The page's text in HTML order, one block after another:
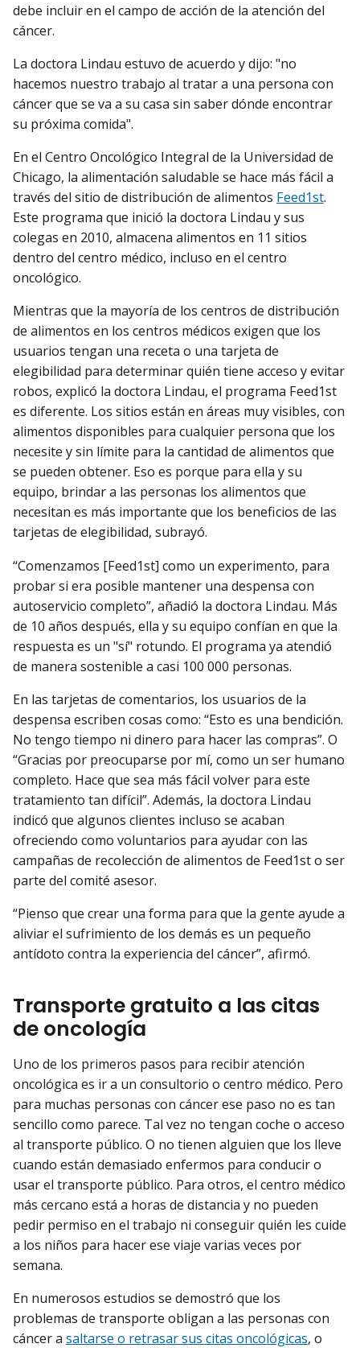
debe incluir en el campo de acción de la atención del
cáncer.
La doctora Lindau estuvo de acuerdo y dijo: "no
hacemos nuestro trabajo al tratar a una persona con
cáncer que se va a su casa sin saber dónde encontrar
su próxima comida".
En el Centro Oncológico Integral de la Universidad de
Chicago, la alimentación saludable se hace más fácil a
través del sitio de distribución de alimentos Feed1st.
Este programa que inició la doctora Lindau y sus
colegas en 2010, almacena alimentos en 11 sitios
dentro del centro médico, incluso en el centro
oncológico.
Mientras que la mayoría de los centros de distribución
de alimentos en los centros médicos exigen que los
usuarios tengan una receta o una tarjeta de
elegibilidad para determinar quién tiene acceso y evitar
robos, explicó la doctora Lindau, el programa Feed1st
es diferente. Los sitios están en áreas muy visibles, con
alimentos disponibles para cualquier persona que los
necesite y sin límite para la cantidad de alimentos que
se pueden obtener. Eso es porque para ella y su
equipo, brindar a las personas los alimentos que
necesitan es más importante que los beneficios de las
tarjetas de elegibilidad, subrayó.
“Comenzamos [Feed1st] como un experimento, para
probar si era posible mantener una despensa con
autoservicio completo”, añadió la doctora Lindau. Más
de 10 años después, ella y su equipo confían en que la
respuesta es un "sí" rotundo. El programa ya atendió
de manera sostenible a casi 100 000 personas.
En las tarjetas de comentarios, los usuarios de la
despensa escriben cosas como: “Esto es una bendición.
No tengo tiempo ni dinero para hacer las compras”. O
“Gracias por preocuparse por mí, como un ser humano
completo. Hace que sea más fácil volver para este
tratamiento tan difícil”. Además, la doctora Lindau
indicó que algunos clientes incluso se acaban
ofreciendo como voluntarios para ayudar con las
campañas de recolección de alimentos de Feed1st o ser
parte del comité asesor.
“Pienso que crear una forma para que la gente ayude a
aliviar el sufrimiento de los demás es un pequeño
antídoto contra la experiencia del cáncer”, afirmó.
Transporte gratuito a las citas
de oncología
Uno de los primeros pasos para recibir atención
oncológica es ir a un consultorio o centro médico. Pero
para muchas personas con cáncer ese paso no es tan
sencillo como parece. Tal vez no tengan coche o acceso
al transporte público. O no tienen alguien que los lleve
cuando están demasiado enfermos para conducir o
usar el transporte público. Para otros, el centro médico
más cercano está a horas de distancia y no pueden
pedir permiso en el trabajo ni conseguir quién les cuide
a los niños para hacer ese viaje varias veces por
semana.
En numerosos estudios se demostró que los
problemas de transporte obligan a las personas con
cáncer a saltarse o retrasar sus citas oncológicas, o